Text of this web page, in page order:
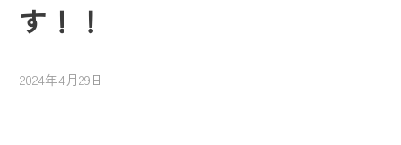
す！！
2024年4月29日